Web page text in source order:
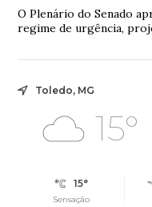
O Plenário do Senado
regime de urgência,
Toledo, MG
15°
15°
Sensação